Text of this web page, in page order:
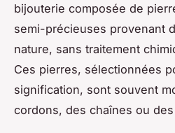
bijouterie composée de
semi-précieuses provenant
nature, sans traitement
Ces pierres, sélectionnées
signification, sont souvent
cordons, des chaînes ou